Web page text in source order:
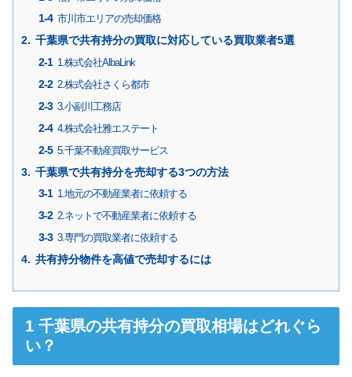
市川市エリアの売却価格
千葉県で共有持分の買取に対応している買取業者5選
1.株式会社AlbaLink
2.株式会社さくら都市
3.小副川工務店
4.株式会社雅エステート
5.千葉不動産買取サービス
千葉県で共有持分を売却する3つの方法
1.地元の不動産業者に依頼する
2.ネットで不動産業者に依頼する
3.専門の買取業者に依頼する
共有持分物件を高値で売却するには
千葉県の共有持分の買取相場はどれぐら
い？